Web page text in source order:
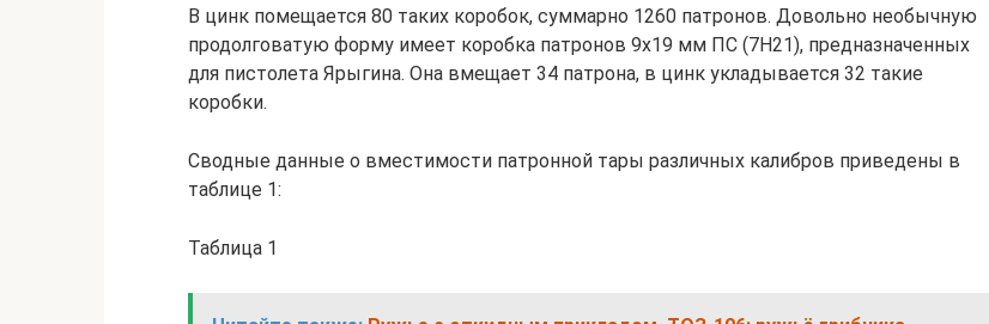
В цинк помещается 80 таких коробок, суммарно 1260 патронов. Довольно необычную
продолговатую форму имеет коробка патронов 9х19 мм ПС (7Н21), предназначенных
для пистолета Ярыгина. Она вмещает 34 патрона, в цинк укладывается 32 такие
коробки.
Сводные данные о вместимости патронной тары различных калибров приведены в
таблице 1:
Таблица 1